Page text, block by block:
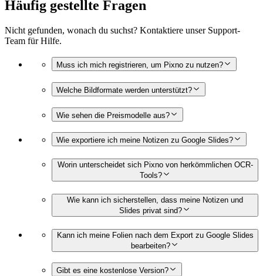
Häufig gestellte Fragen
Nicht gefunden, wonach du suchst? Kontaktiere unser Support-
Team für Hilfe.
Muss ich mich registrieren, um Pixno zu nutzen?
Welche Bildformate werden unterstützt?
Wie sehen die Preismodelle aus?
Wie exportiere ich meine Notizen zu Google Slides?
Worin unterscheidet sich Pixno von herkömmlichen OCR-
Tools?
Wie kann ich sicherstellen, dass meine Notizen und
Slides privat sind?
Kann ich meine Folien nach dem Export zu Google Slides
bearbeiten?
Gibt es eine kostenlose Version?